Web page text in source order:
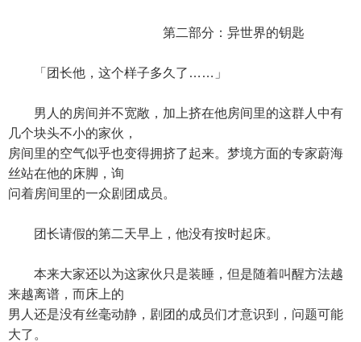
第二部分：异世界的钥匙
「团长他，这个样子多久了……」
男人的房间并不宽敞，加上挤在他房间里的这群人中有
几个块头不小的家伙，
房间里的空气似乎也变得拥挤了起来。梦境方面的专家蔚海
丝站在他的床脚，询
问着房间里的一众剧团成员。
团长请假的第二天早上，他没有按时起床。
本来大家还以为这家伙只是装睡，但是随着叫醒方法越
来越离谱，而床上的
男人还是没有丝毫动静，剧团的成员们才意识到，问题可能
大了。